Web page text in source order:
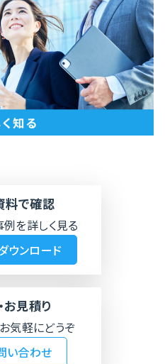
料で確認
例を詳しく見る
ウンロード
お見積り
気軽にどうぞ
い合わせ